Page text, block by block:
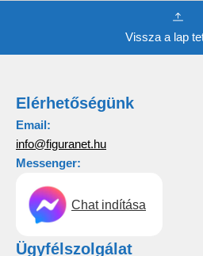
Vissza a lap
Elérhetőségünk
Email:
info@figuranet.hu
Messenger:
Chat indítása
Ügyfélszolgálat